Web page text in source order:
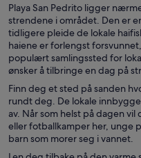
Playa San Pedrito ligger
strendene i området. Den er
tidligere pleide de lokale
haiene er forlengst
populært samlingssted for
ønsker å tilbringe en dag på
Finn deg et sted på sanden
rundt deg. De lokale
av. Når som helst på dagen
eller fotballkamper her, unge
barn som morer seg i vannet.